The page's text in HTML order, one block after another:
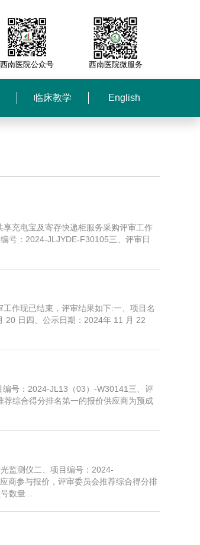
西南医院公众号 西南医院微服务
临床教学 English
充电宝及寄存快递柜服务采购评审工作
号：2024-JLJYDE-F30105三、评审日
作现已结束，评审结果如下:一、项目名
20 日四、公示日期：2024年 11 月 22
号：2024-JL13（03）-W30141三、评
综合得分排名第一的报价供应商为预成
监测仪二、项目编号：2024-
商参与报价，评审委员会推荐综合得分排
数量...